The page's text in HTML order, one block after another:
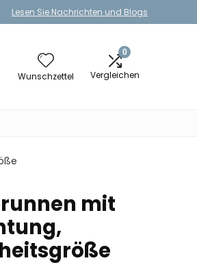
Lesen Sie Nachrichten und Blogs
Wunschzettel
0
Vergleichen
mit